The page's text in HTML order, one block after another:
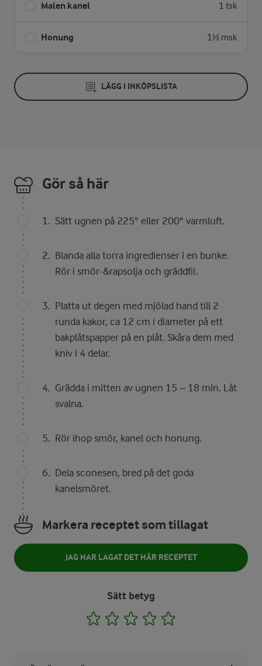
Malen kanel 1 tsk
Honung 1½ msk
LÄGG I INKÖPSLISTA
Gör så här
Sätt ugnen på 225° eller 200° varmluft.
Blanda alla torra ingredienser i en bunke.
Rör i smör-&rapsolja och gräddfil.
Platta ut degen med mjölad hand till 2
runda kakor, ca 12 cm i diameter på ett
bakplåtspapper på en plåt. Skåra dem med
kniv i 4 delar.
Grädda i mitten av ugnen 15 – 18 min. Låt
svalna.
Rör ihop smör, kanel och honung.
Dela sconesen, bred på det goda
kanelsmöret.
Markera receptet som tillagat
JAG HAR LAGAT DET HÄR RECEPTET
Sätt betyg
1 2 3 4